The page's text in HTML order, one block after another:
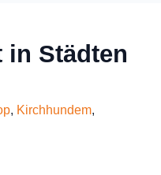
in Städten
, Kirchhundem,